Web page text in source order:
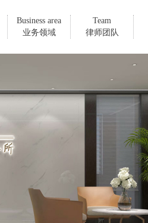
Business area
业务领域
Team
律师团队